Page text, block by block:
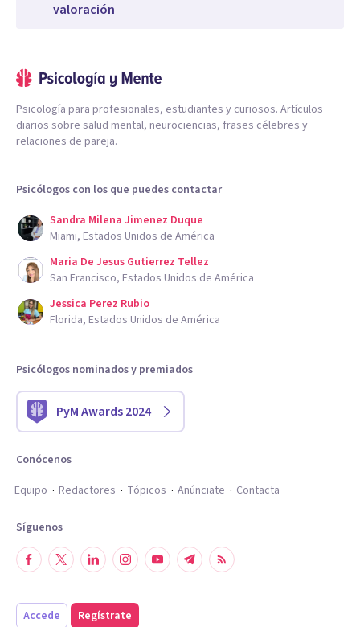
valoración
Psicología para profesionales, estudiantes y curiosos. Artículos
diarios sobre salud mental, neurociencias, frases célebres y
relaciones de pareja.
Psicólogos con los que puedes contactar
Sandra Milena Jimenez Duque
Miami, Estados Unidos de América
Maria De Jesus Gutierrez Tellez
San Francisco, Estados Unidos de América
Jessica Perez Rubio
Florida, Estados Unidos de América
Psicólogos nominados y premiados
PyM Awards 2024
Conócenos
Equipo
Redactores Tópicos Anúnciate Contacta
Síguenos
Accede Regístrate